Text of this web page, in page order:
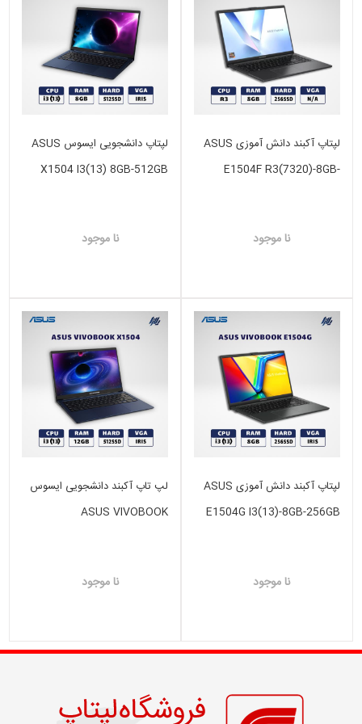
لپتاپ آکبند دانش آموزی ASUS
E1504F R3(7320)-8GB-
نا موجود
لپتاپ دانشجویی ایسوس ASUS
X1504 I3(13) 8GB-512GB
نا موجود
لپتاپ آکبند دانش آموزی ASUS
E1504G I3(13)-8GB-256GB
نا موجود
لپ تاپ آکبند دانشجویی ایسوس
ASUS VIVOBOOK
نا موجود